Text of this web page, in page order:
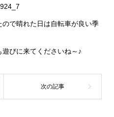
で晴れた日は自転車が良い季
びに来てくださいね～♪